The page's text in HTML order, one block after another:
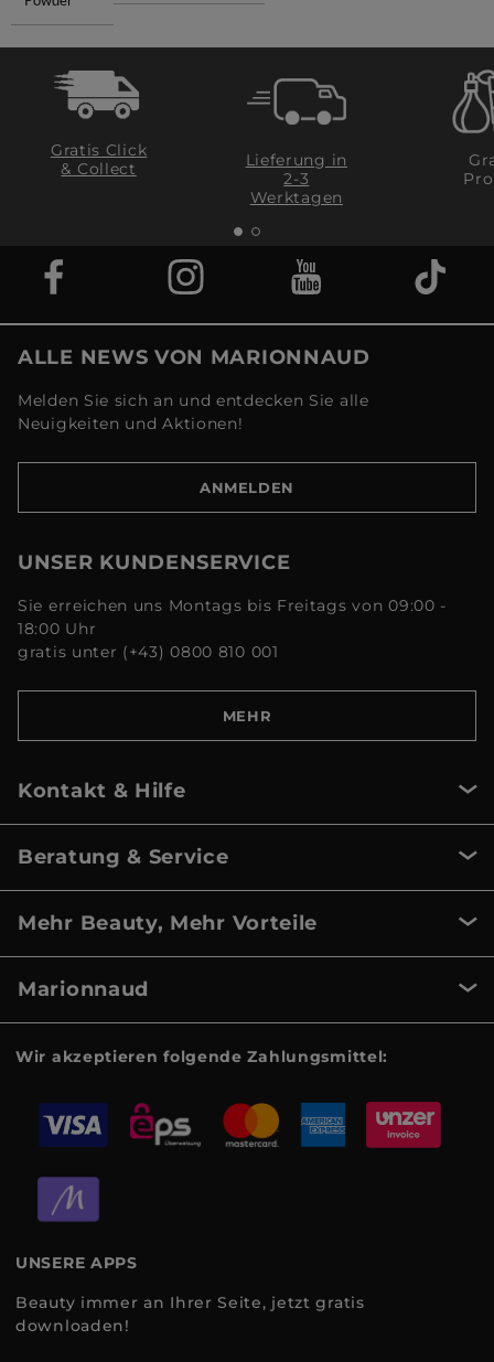
Gratis Click
& Collect
Lieferung in
2-3
Werktagen
ALLE NEWS VON MARIONNAUD
Melden Sie sich an und entdecken Sie alle
Neuigkeiten und Aktionen!
ANMELDEN
UNSER KUNDENSERVICE
Sie erreichen uns Montags bis Freitags von 09:00 -
18:00 Uhr
gratis unter (+43) 0800 810 001
MEHR
Kontakt & Hilfe
Beratung & Service
Mehr Beauty, Mehr Vorteile
Marionnaud
Wir akzeptieren folgende Zahlungsmittel:
UNSERE APPS
Beauty immer an Ihrer Seite, jetzt gratis
downloaden!